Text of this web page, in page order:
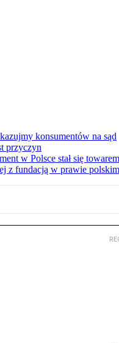
konsumentów na sąd
przyczyn
w Polsce stał się towarem
z fundacją w prawie